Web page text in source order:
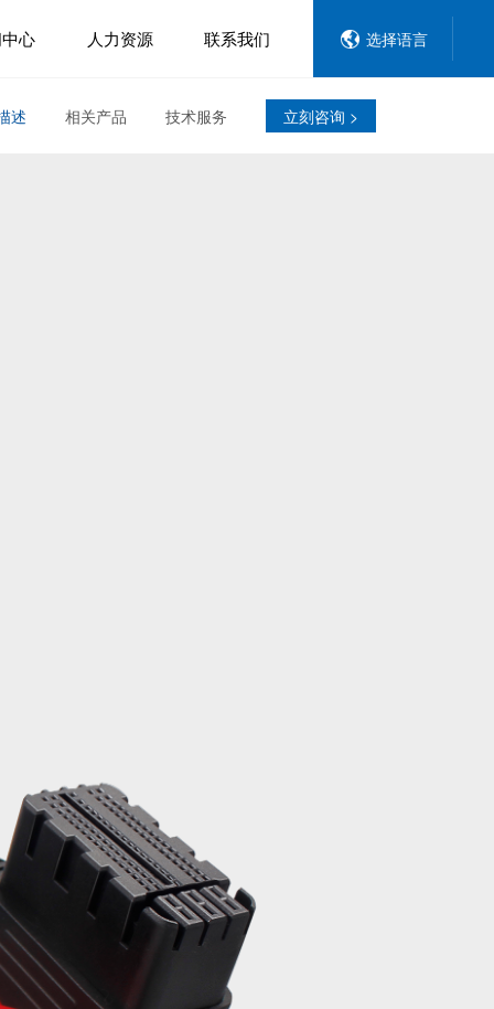
选择语言
心 人力资源 联系我们
述 相关产品 技术服务 立刻咨询 >